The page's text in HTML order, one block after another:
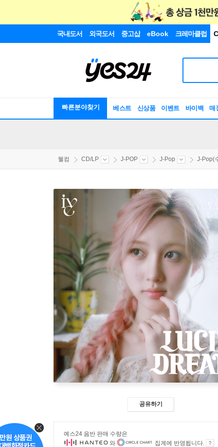
국내도서 외국도서 중고샵 eBook 크레마클럽
빠른분야찾기 베스트 신상품 이벤트 바이백 매
웰컴 CD/LP J-POP J-Pop J-Pop(
공유하기
예스24 음반 판매 수량은
와
집계에 반영됩니다.